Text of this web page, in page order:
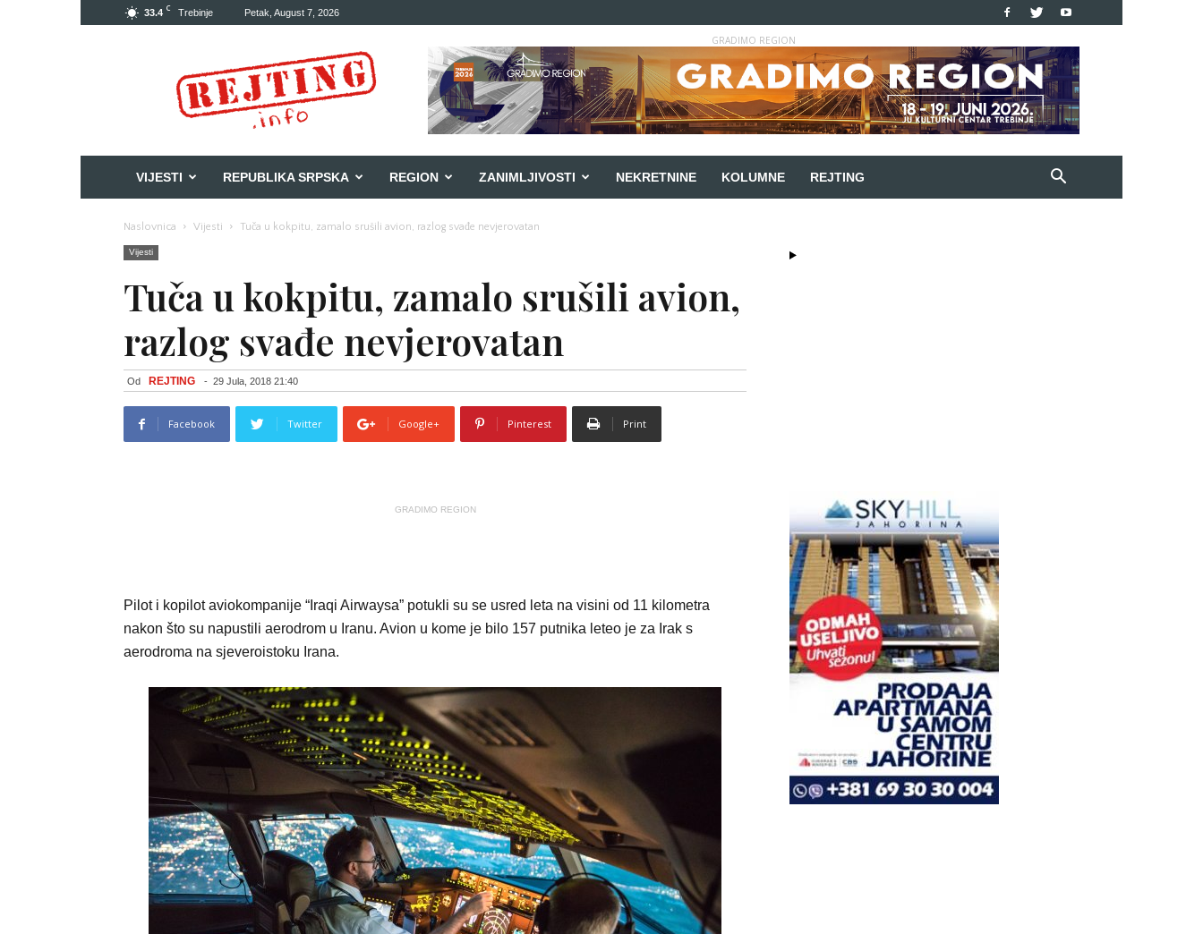
33.4 C Trebinje Petak, August 7, 2026
GRADIMO REGION
VIJESTI REPUBLIKA SRPSKA REGION ZANIMLJIVOSTI NEKRETNINE KOLUMNE REJTING
Naslovnica Vijesti Tuča u kokpitu, zamalo srušili avion, razlog svađe nevjerovatan
Vijesti
Tuča u kokpitu, zamalo srušili avion,
razlog svađe nevjerovatan
Od REJTING - 29 Jula, 2018 21:40
Facebook Twitter Google+ Pinterest Print
GRADIMO REGION
Pilot i kopilot aviokompanije “Iraqi Airwaysa” potukli su se usred leta na visini od 11 kilometra
nakon što su napustili aerodrom u Iranu. Avion u kome je bilo 157 putnika leteo je za Irak s
aerodroma na sjeveroistoku Irana.